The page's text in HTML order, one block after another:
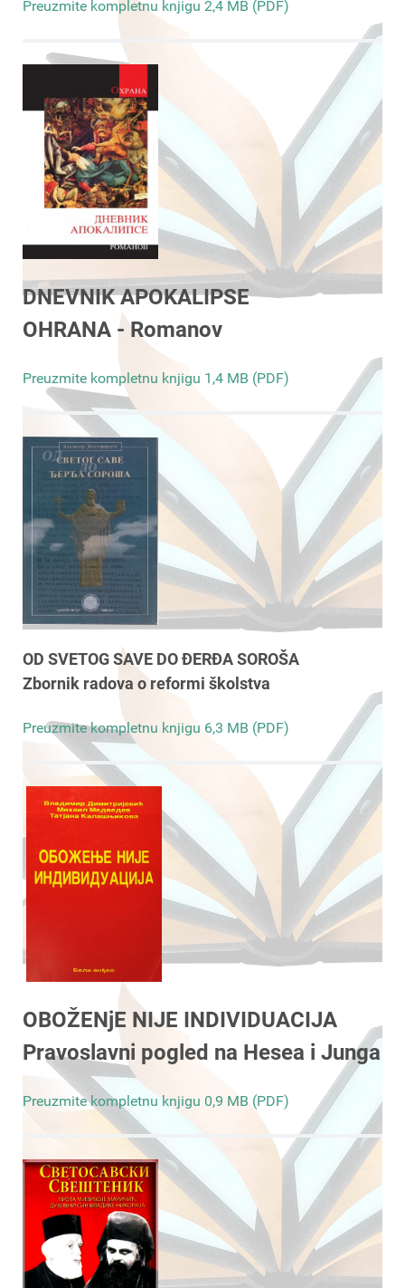
Preuzmite kompletnu knjigu 2,4 MB (PDF)
DNEVNIK APOKALIPSE
OHRANA - Romanov
Preuzmite kompletnu knjigu 1,4 MB (PDF)
OD SVETOG SAVE DO ĐERĐA SOROŠA
Zbornik radova o reformi školstva
Preuzmite kompletnu knjigu 6,3 MB (PDF)
OBOŽENjE NIJE INDIVIDUACIJA
Pravoslavni pogled na Hesea i Junga
Preuzmite kompletnu knjigu 0,9 MB (PDF)